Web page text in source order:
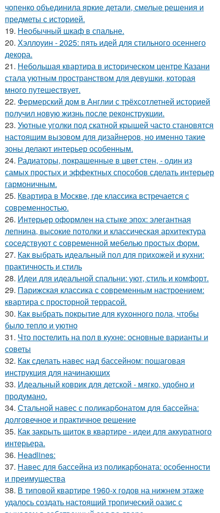
чопенко объединила яркие детали, смелые решения и
предметы с историей.
19. Необычный шкаф в спальне.
20. Хэллоуин - 2025: пять идей для стильного осеннего
декора.
21. Небольшая квартира в историческом центре Казани
стала уютным пространством для девушки, которая
много путешествует.
22. Фермерский дом в Англии с трёхсотлетней историей
получил новую жизнь после реконструкции.
23. Уютные уголки под скатной крышей часто становятся
настоящим вызовом для дизайнеров, но именно такие
зоны делают интерьер особенным.
24. Радиаторы, покрашенные в цвет стен, - один из
самых простых и эффектных способов сделать интерьер
гармоничным.
25. Квартира в Москве, где классика встречается с
современностью.
26. Интерьер оформлен на стыке эпох: элегантная
лепнина, высокие потолки и классическая архитектура
соседствуют с современной мебелью простых форм.
27. Как выбрать идеальный пол для прихожей и кухни:
практичность и стиль
28. Идеи для идеальной спальни: уют, стиль и комфорт.
29. Парижская классика с современным настроением:
квартира с просторной террасой.
30. Как выбрать покрытие для кухонного пола, чтобы
было тепло и уютно
31. Что постелить на пол в кухне: основные варианты и
советы
32. Как сделать навес над бассейном: пошаговая
инструкция для начинающих
33. Идеальный коврик для детской - мягко, удобно и
продумано.
34. Стальной навес с поликарбонатом для бассейна:
долговечное и практичное решение
35. Как закрыть щиток в квартире - идеи для аккуратного
интерьера.
36. Headlines:
37. Навес для бассейна из поликарбоната: особенности
и преимущества
38. В типовой квартире 1960-х годов на нижнем этаже
удалось создать настоящий тропический оазис с